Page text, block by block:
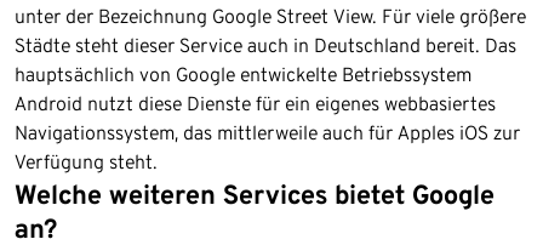
unter der Bezeichnung Google Street View. Für viele größere
Städte steht dieser Service auch in Deutschland bereit. Das
hauptsächlich von Google entwickelte Betriebssystem
Android nutzt diese Dienste für ein eigenes webbasiertes
Navigationssystem, das mittlerweile auch für Apples iOS zur
Verfügung steht.
Welche weiteren Services bietet Google
an?